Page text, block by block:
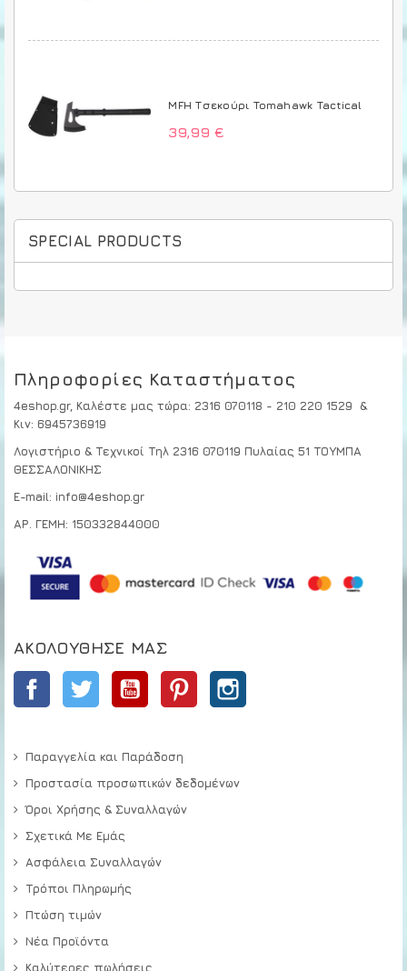
MFH Τσεκούρι Tomahawk Tactical
39,99 €
SPECIAL PRODUCTS
Πληροφορίες Καταστήματος
4eshop.gr, Καλέστε μας τώρα: 2316 070118 - 210 220 1529
&
Κιν: 6945736919
Λογιστήριο & Τεχνικοί Τηλ 2316 070119 Πυλαίας 51 ΤΟΥΜΠΑ
ΘΕΣΣΑΛΟΝΙΚΗΣ
E-mail: info@4eshop.gr
ΑΡ. ΓΕΜΗ: 150332844000
ΑΚΟΛΟΎΘΗΣΕ ΜΑΣ
Facebook Twitter YouTube Pinterest
Παραγγελία και Παράδοση
Προστασία προσωπικών δεδομένων
Όροι Χρήσης & Συναλλαγών
Σχετικά Με Εμάς
Ασφάλεια Συναλλαγών
Τρόποι Πληρωμής
Πτώση τιμών
Νέα Προϊόντα
Καλύτερες πωλήσεις